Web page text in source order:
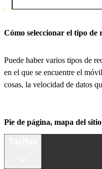
Cómo seleccionar el tipo de
Puede haber varios tipos de
en el que se encuentre el
cosas, la velocidad de datos
Pie de página, mapa del